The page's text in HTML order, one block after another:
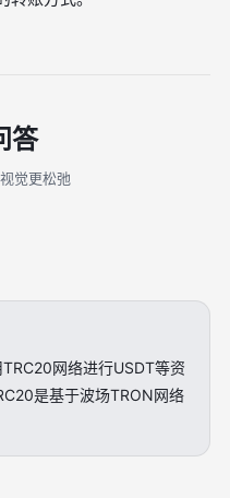
答
觉更松弛
网络进行USDT等资
是基于波场TRON网络